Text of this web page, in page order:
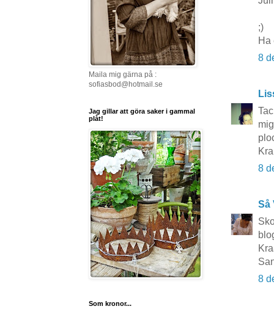
;)
Ha
8
8
Så
8
Maila mig gärna på :
sofiasbod@hotmail.se
Jag gillar att göra saker i gammal
plåt!
Som kronor...